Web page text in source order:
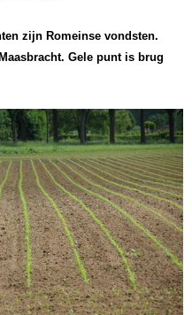
zijn Romeinse vondsten.
. Gele punt is brug